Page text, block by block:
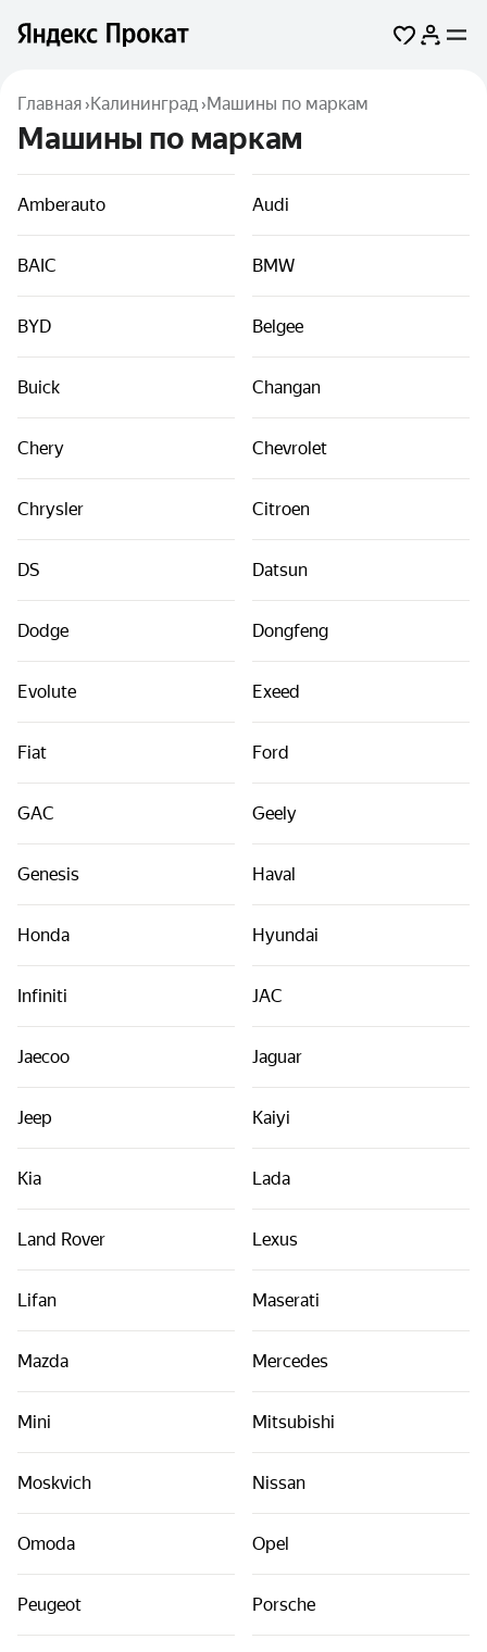
Главная ›Калининград ›Машины по маркам
Машины по маркам
Amberauto Audi
BAIC BMW
BYD Belgee
Buick Changan
Chery Chevrolet
Chrysler Citroen
DS Datsun
Dodge Dongfeng
Evolute Exeed
Fiat Ford
GAC Geely
Genesis Haval
Honda Hyundai
Infiniti JAC
Jaecoo Jaguar
Jeep Kaiyi
Kia Lada
Land Rover Lexus
Lifan Maserati
Mazda Mercedes
Mini Mitsubishi
Moskvich Nissan
Omoda Opel
Peugeot Porsche